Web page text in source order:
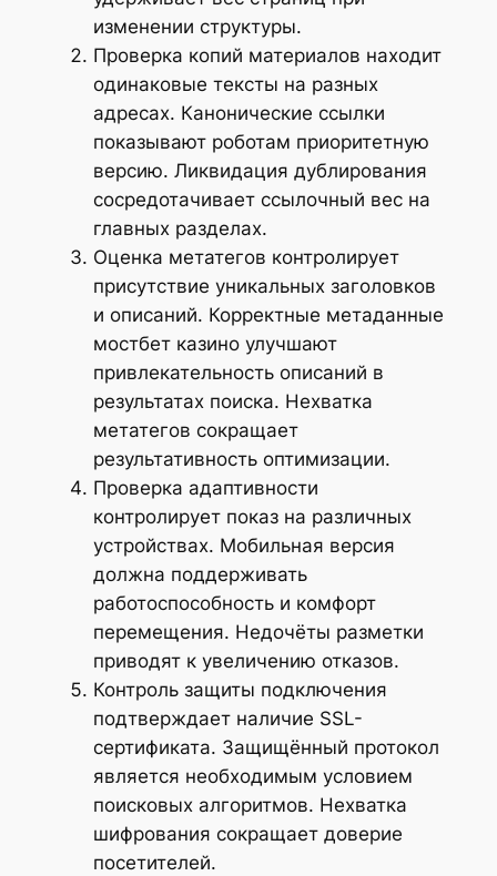
изменении структуры.
Проверка копий материалов находит
одинаковые тексты на разных
адресах. Канонические ссылки
показывают роботам приоритетную
версию. Ликвидация дублирования
сосредотачивает ссылочный вес на
главных разделах.
Оценка метатегов контролирует
присутствие уникальных заголовков
и описаний. Корректные метаданные
мостбет казино улучшают
привлекательность описаний в
результатах поиска. Нехватка
метатегов сокращает
результативность оптимизации.
Проверка адаптивности
контролирует показ на различных
устройствах. Мобильная версия
должна поддерживать
работоспособность и комфорт
перемещения. Недочёты разметки
приводят к увеличению отказов.
Контроль защиты подключения
подтверждает наличие SSL-
сертификата. Защищённый протокол
является необходимым условием
поисковых алгоритмов. Нехватка
шифрования сокращает доверие
посетителей.